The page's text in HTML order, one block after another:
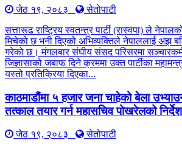
जेठ १९, २०८३
सेतोपाटी
सत्तारूढ राष्ट्रिय स्वतन्त्र पार्टी (रास्वपा) ले
मिचेको छ भनी दिएको अभिव्यक्तिले नेपाललाई अझ
गरेको छ। मंगलबार संघीय संसद परिसरमा
जिज्ञासाको जबाफ दिने क्रममा उक्त पार्टीका
यस्तो प्रतिक्रिया दिएका...
काठमाडौंमा ५ हजार जना चाहेको बेला
तत्काल तयार गर्न महासचिव पोखरेलको
जेठ १९, २०८३
सेतोपाटी